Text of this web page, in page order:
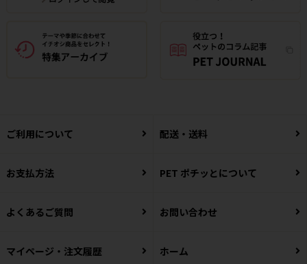
ご利用について 配送・送料
お支払方法 PET ポチッとについて
よくあるご質問 お問い合わせ
マイページ・注文履歴 ホーム